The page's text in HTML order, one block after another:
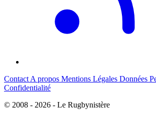
Contact A propos Mentions Légales Données
Confidentialité
© 2008 - 2026 - Le Rugbynistère